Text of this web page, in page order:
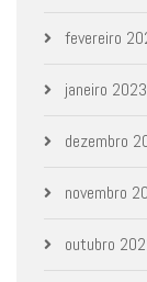
fevereiro
janeiro 2023
dezembro
novembro
outubro